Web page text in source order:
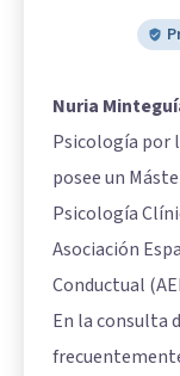
Nuria
Psicología por
posee un
Psicología
Asociación
Conductual
En la consulta